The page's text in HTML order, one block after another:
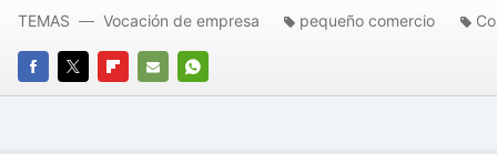
FACEBOOK
TWITTERFLIPBOARD
E-
WHATSAPP
TEMAS Vocación de empresa pequeño comercio